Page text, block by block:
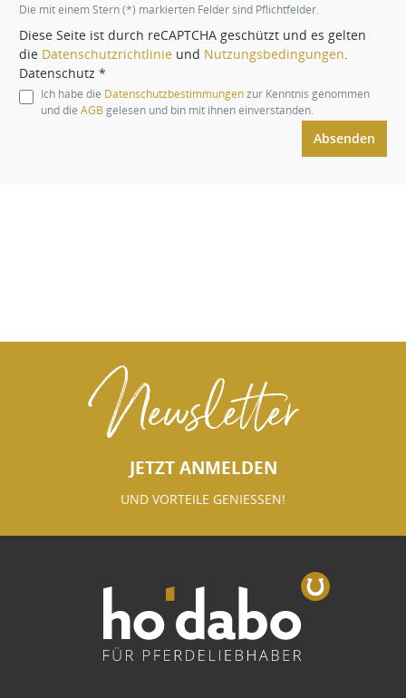
Die mit einem Stern (*) markierten Felder sind Pflichtfelder.
Diese Seite ist durch reCAPTCHA geschützt und es gelten
die Datenschutzrichtlinie und Nutzungsbedingungen
Datenschutz *
Ich habe die Datenschutzbestimmungenzur Kenntnis genommen
und die AGB gelesen und bin mit ihnen einverstanden.
Absenden
Newsletter
JETZT ANMELDEN
UND VORTEILE GENIESSEN!